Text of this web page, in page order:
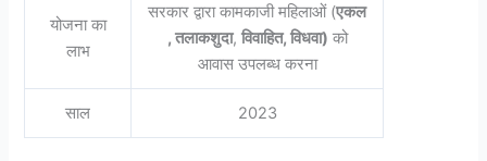
योजना का
लाभ
सरकार द्वारा कामकाजी महिलाओं (एकल
, तलाकशुदा, विवाहित, विधवा) को
आवास उपलब्ध करना
साल 2023